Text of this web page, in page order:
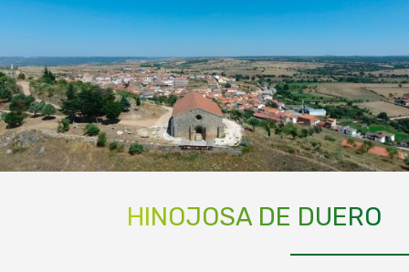
HINOJOSA DE DUERO